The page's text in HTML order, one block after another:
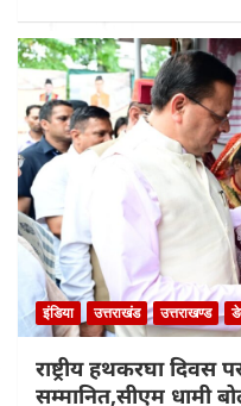
इंडिया उत्तराखंड उत्तराखण्ड
राष्ट्रीय हथकरघा
सम्मानित,सीएम धामी